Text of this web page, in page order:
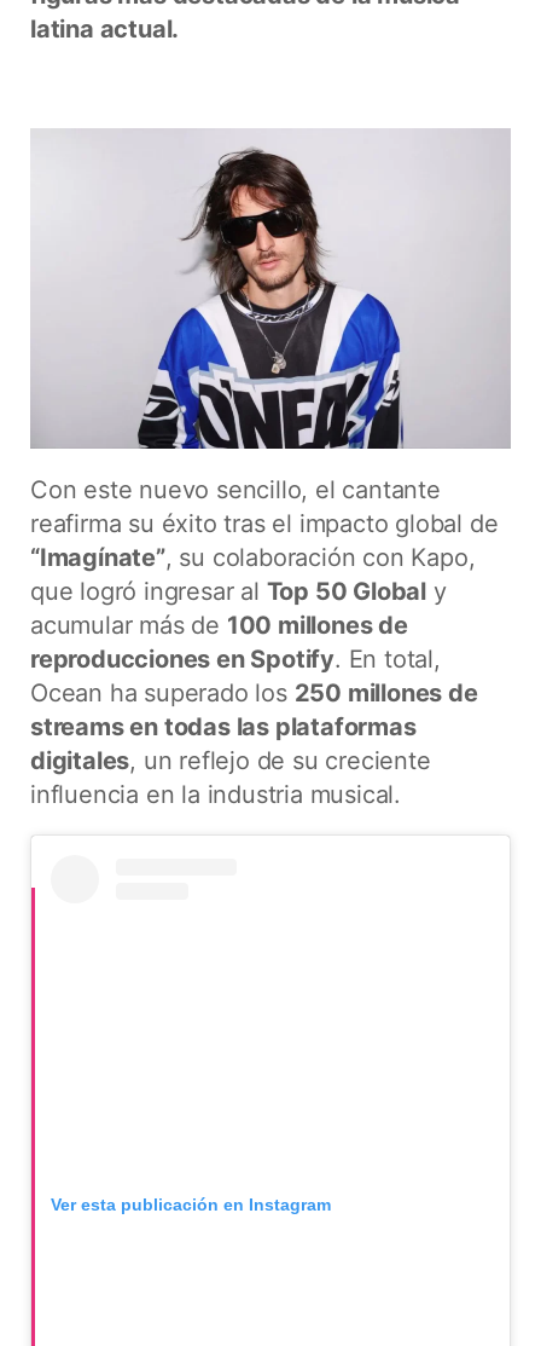
latina actual.
Con este nuevo sencillo, el cantante
reafirma su éxito tras el impacto global de
“Imagínate”, su colaboración con Kapo,
que logró ingresar al Top 50 Global y
acumular más de 100 millones de
reproducciones en Spotify. En total,
Ocean ha superado los 250 millones de
streams en todas las plataformas
digitales, un reflejo de su creciente
influencia en la industria musical.
Ver esta publicación en Instagram